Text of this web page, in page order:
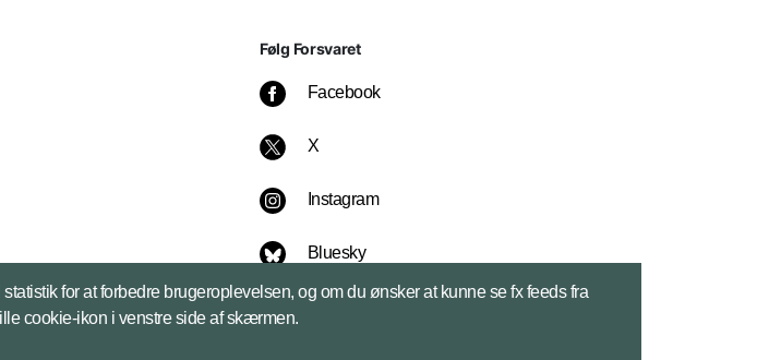
Følg Forsvaret
Facebook
X
Instagram
Bluesky
LinkedIn
for at forbedre brugeroplevelsen, og om du ønsker at kunne se fx feeds fra
cookie-ikon i venstre side af skærmen.